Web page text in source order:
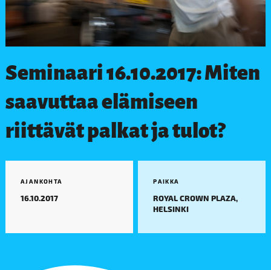
Seminaari 16.10.2017: Miten
saavuttaa elämiseen
riittävät palkat ja tulot?
AJANKOHTA
16.10.2017
PAIKKA
ROYAL CROWN PLAZA,
HELSINKI